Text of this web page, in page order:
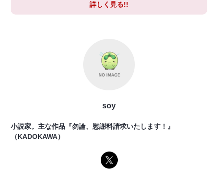
詳しく見る!!
soy
小説家。主な作品『勿論、慰謝料請求いたします！』
（KADOKAWA）